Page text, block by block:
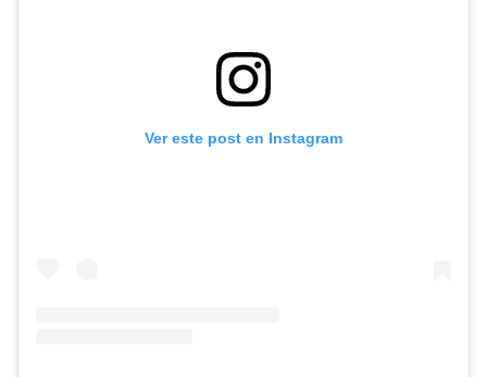
Ver este post en Instagram